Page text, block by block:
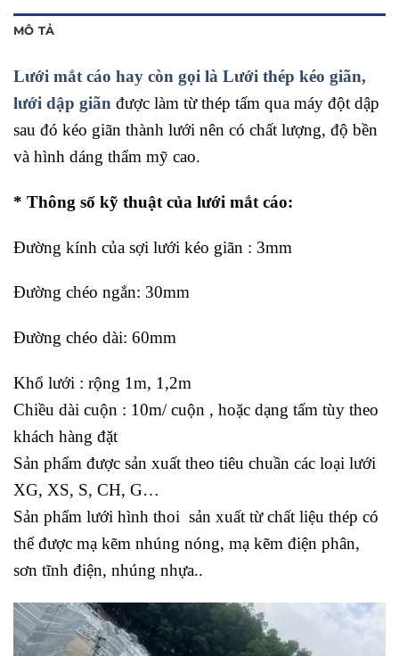
MÔ TẢ
Lưới mắt cáo hay còn gọi là Lưới thép kéo giãn,
lưới dập giãn được làm từ thép tấm qua máy đột dập
sau đó kéo giãn thành lưới nên có chất lượng, độ bền
và hình dáng thẩm mỹ cao.
* Thông số kỹ thuật của lưới mắt cáo:
Đường kính của sợi lưới kéo giãn : 3mm
Đường chéo ngắn: 30mm
Đường chéo dài: 60mm
Khổ lưới : rộng 1m, 1,2m
Chiều dài cuộn : 10m/ cuộn , hoặc dạng tấm tùy theo
khách hàng đặt
Sản phẩm được sản xuất theo tiêu chuần các loại lưới
XG, XS, S, CH, G…
Sản phẩm lưới hình thoi sản xuất từ chất liệu thép có
thể được mạ kẽm nhúng nóng, mạ kẽm điện phân,
sơn tĩnh điện, nhúng nhựa..